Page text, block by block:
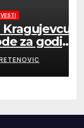
VESTI
za godinu